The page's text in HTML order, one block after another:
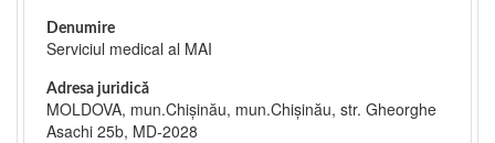
Denumire
Serviciul medical al MAI
Adresa juridică
MOLDOVA, mun.Chişinău, mun.Chişinău, str. Gheorghe
Asachi 25b, MD-2028